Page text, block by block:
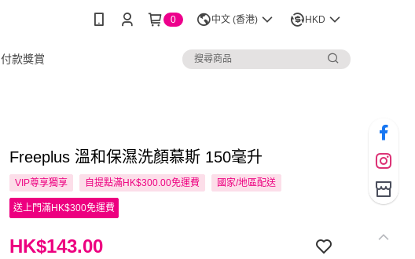
0 中文 (香港) HKD
付款獎賞
Freeplus 溫和保濕洗顏慕斯 150毫升
VIP尊享獨享 自提點滿HK$300.00免運費 國家/地區配送
送上門滿HK$300免運費
HK$143.00